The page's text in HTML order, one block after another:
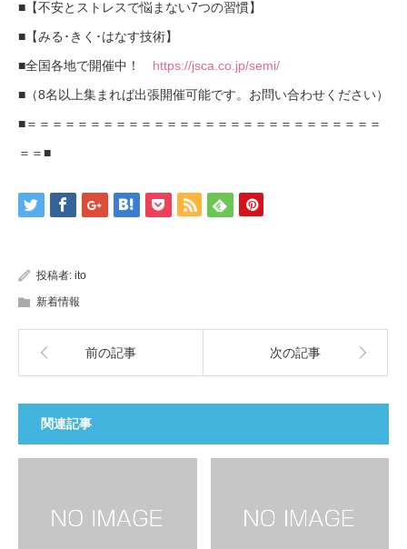
■【不安とストレスで悩まない7つの習慣】
■【みる･きく･はなす技術】
■全国各地で開催中！ https://jsca.co.jp/semi/
■（8名以上集まれば出張開催可能です。お問い合わせください）
■＝＝＝＝＝＝＝＝＝＝＝＝＝＝＝＝＝＝＝＝＝＝＝＝＝＝＝＝
＝＝■
投稿者: ito
新着情報
前の記事 次の記事
関連記事